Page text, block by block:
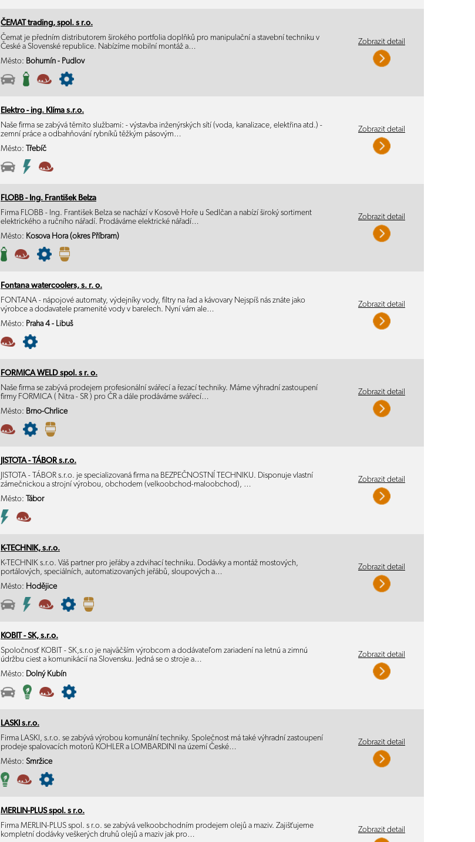
ČEMAT trading, spol. s r.o.
Čemat je předním distributorem širokého portfolia doplňků pro manipulační a stavební techniku v
České a Slovenské republice. Nabízíme mobilní montáž a…
Město: Bohumín - Pudlov
Zobrazit detail
Elektro - ing. Klíma s.r.o.
Naše firma se zabývá těmito službami: - výstavba inženýrských sítí (voda, kanalizace, elektřina atd.) -
zemní práce a odbahňování rybníků těžkým pásovým…
Město:
Třebíč
Zobrazit detail
FLOBB - Ing. František Belza
Firma FLOBB - Ing. František Belza se nachází v Kosově Hoře u Sedlčan a nabízí široký sortiment
elektrického a ručního nářadí. Prodáváme elektrické nářadí…
Město: Kosova Hora (okres Příbram)
Zobrazit detail
Fontana watercoolers, s. r. o.
FONTANA - nápojové automaty, výdejníky vody, filtry na řad a kávovary Nejspíš nás znáte jako
výrobce a dodavatele pramenité vody v barelech. Nyní vám ale…
Město: Praha 4 - Libuš
Zobrazit detail
FORMICA WELD spol. s r. o.
Naše firma se zabývá prodejem profesionální svářecí a řezací techniky. Máme výhradní zastoupení
firmy FORMICA ( Nitra - SR ) pro ČR a dále prodáváme svářecí…
Město: Brno-Chrlice
Zobrazit detail
JISTOTA - TÁBOR s.r.o.
JISTOTA - TÁBOR s.r.o. je specializovaná firma na BEZPEČNOSTNÍ TECHNIKU. Disponuje vlastní
zámečnickou a strojní výrobou, obchodem (velkoobchod-maloobchod), …
Město:
Tábor
Zobrazit detail
K-TECHNIK, s.r.o.
K-TECHNIK s.r.o. Váš partner pro jeřáby a zdvihací techniku. Dodávky a montáž mostových,
portálových, speciálních, automatizovaných jeřábů, sloupových a…
Město: Hodějice
Zobrazit detail
KOBIT - SK, s.r.o.
Spoločnosť KOBIT - SK,s.r.o je najväčším výrobcom a dodávateľom zariadení na letnú a zimnú
údržbu ciest a komunikácií na Slovensku. Jedná se o stroje a…
Město: Dolný Kubín
Zobrazit detail
LASKI s.r.o.
Firma LASKI, s.r.o. se zabývá výrobou komunální techniky. Společnost má také výhradní zastoupení
prodeje spalovacích motorů KOHLER a LOMBARDINI na území České…
Město: Smržice
Zobrazit detail
MERLIN-PLUS spol. s r.o.
Firma MERLIN-PLUS spol. s r.o. se zabývá velkoobchodním prodejem olejů a maziv. Zajišťujeme
kompletní dodávky veškerých druhů olejů a maziv jak pro…
Zobrazit detail